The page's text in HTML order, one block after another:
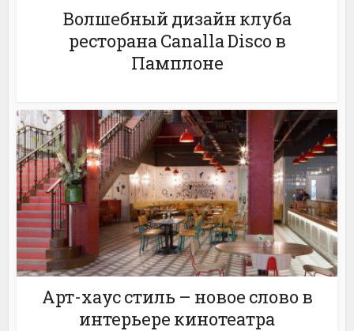
Волшебный дизайн клуба
ресторана Canalla Disco в
Памплоне
Арт-хаус стиль – новое слово в
интерьере кинотеатра